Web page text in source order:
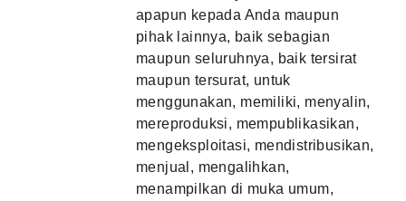
apapun kepada Anda maupun
pihak lainnya, baik sebagian
maupun seluruhnya, baik tersirat
maupun tersurat, untuk
menggunakan, memiliki, menyalin,
mereproduksi, mempublikasikan,
mengeksploitasi, mendistribusikan,
menjual, mengalihkan,
menampilkan di muka umum,